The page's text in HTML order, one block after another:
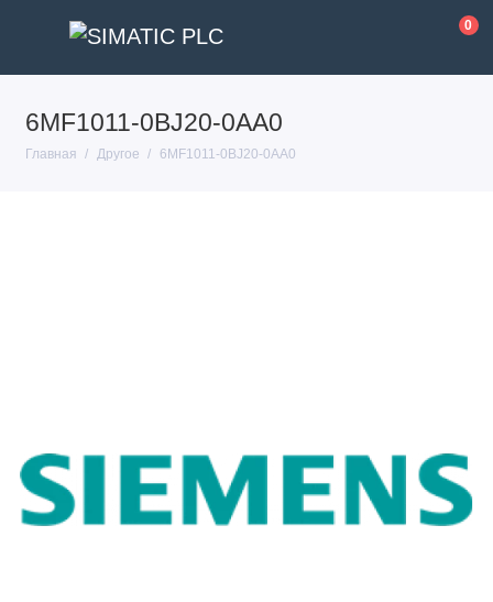
0
6MF1011-0BJ20-0AA0
Главная Другое 6MF1011-0BJ20-0AA0